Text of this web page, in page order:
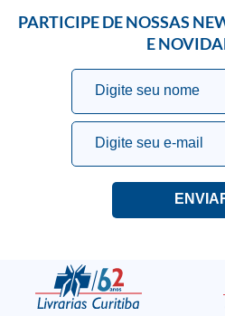
PARTICIPE DE NOSSAS
E